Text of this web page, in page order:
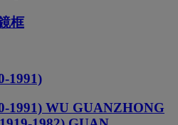
框
1991)
1991) WU GUANZHONG